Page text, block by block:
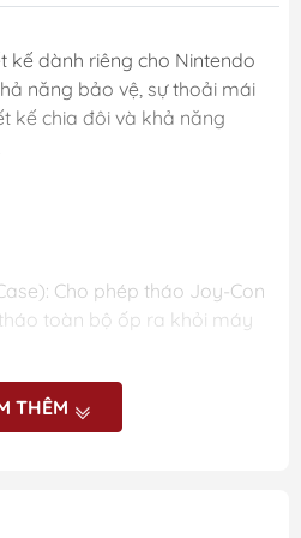
kế dành riêng cho Nintendo
năng bảo vệ, sự thoải mái
kế chia đôi và khả năng
Cho phép tháo Joy-Con
toàn bộ ốp ra khỏi máy
linh hoạt: Có rãnh cắt
dụng hoàn toàn chân đế tích
THÊM